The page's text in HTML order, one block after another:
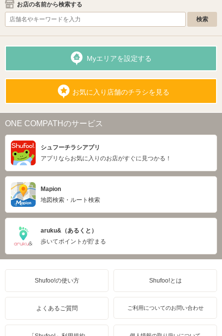
お店の名前から検索する
Myエリアを設定する
お気に入り店舗のチラシを見る
ONE COMPATHのサービス
シュフーチラシアプリ
アプリならお気に入りのお店がすぐに見つかる！
Mapion
地図検索・ルート検索
aruku&（あるくと）
歩いてポイントが貯まる
Shufoo!の使い方 Shufoo!とは
よくあるご質問 ご利用についてのお問い合わせ